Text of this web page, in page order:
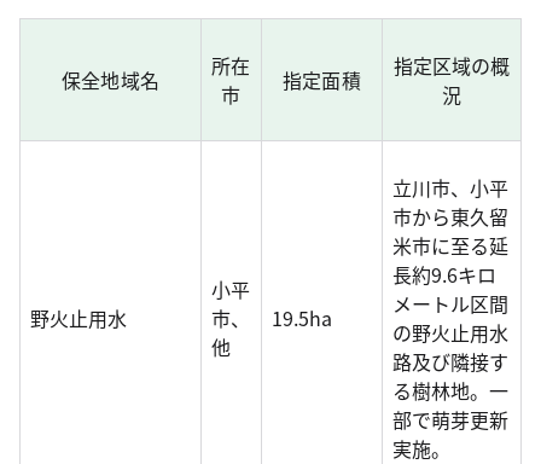
保全地域名
所在
市
指定面積
指定区域の概
況
野火止用水
小平
市、
他
19.5ha
立川市、小平
市から東久留
米市に至る延
長約9.6キロ
メートル区間
の野火止用水
路及び隣接す
る樹林地。一
部で萌芽更新
実施。